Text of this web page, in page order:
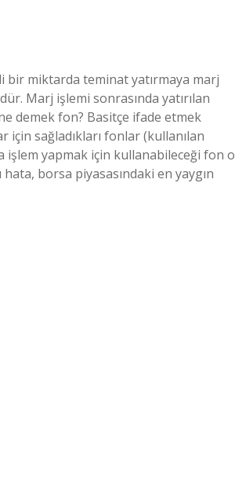
bir miktarda teminat yatırmaya marj
Marj işlemi sonrasında yatırılan
demek fon? Basitçe ifade etmek
için sağladıkları fonlar (kullanılan
işlem yapmak için kullanabileceği fon o
borsa piyasasındaki en yaygın